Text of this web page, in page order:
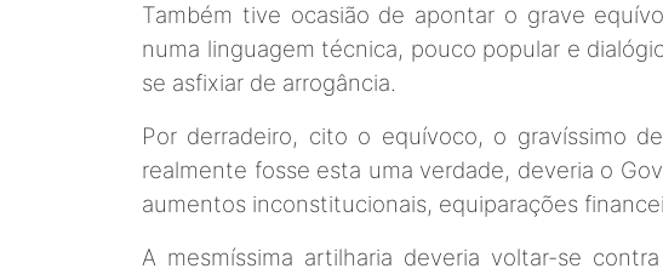
Também tive ocasião de apontar o grave
numa linguagem técnica, pouco popular e
se asfixiar de arrogância.
Por derradeiro, cito o equívoco, o gravíssimo
realmente fosse esta uma verdade, deveria o
aumentos inconstitucionais, equiparações
A mesmíssima artilharia deveria voltar-se